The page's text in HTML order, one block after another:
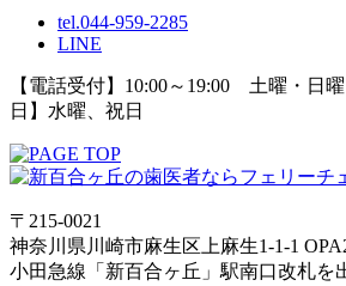
tel.044-959-2285
LINE
【電話受付】10:00～19:00 土曜・日
日】水曜、祝日
〒215-0021
神奈川県川崎市麻生区上麻生1-1-1
小田急線「新百合ヶ丘」駅南口改札を